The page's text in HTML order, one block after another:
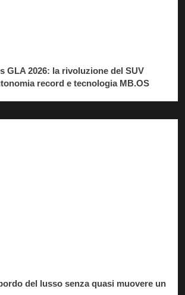
GLA 2026: la rivoluzione del SUV
record e tecnologia MB.OS
del lusso senza quasi muovere un